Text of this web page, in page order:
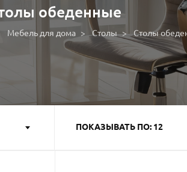
обеденные
Мебель для дома Столы Столы
ПОКАЗЫВАТЬ ПО: 12